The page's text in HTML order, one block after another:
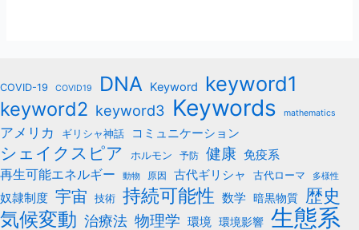
COVID-19 COVID19 DNA Keyword keyword1
keyword2 keyword3 Keywords mathematics
アメリカ ギリシャ神話 コミュニケーション
シェイクスピア ホルモン 予防 健康 免疫系
再生可能エネルギー
動物 原因 古代ギリシャ 古代ローマ 多様性
奴隷制度 宇宙 技術 持続可能性 数学 暗黒物質 歴史
気候変動 治療法 物理学 環境 環境影響 生態系